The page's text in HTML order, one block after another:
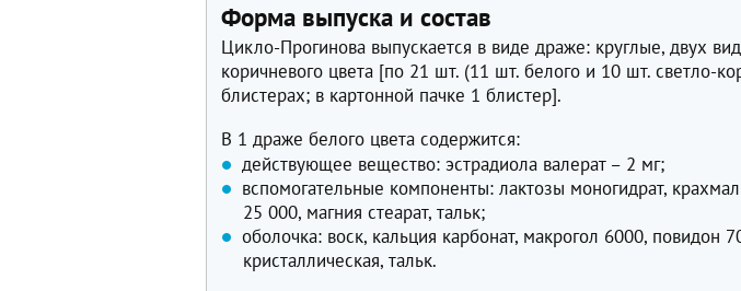
Форма выпуска и состав
Цикло-Прогинова выпускается в виде драже: круглые, двух
коричневого цвета [по 21 шт. (11 шт. белого и 10 шт. светло-
блистерах; в картонной пачке 1 блистер].
В 1 драже белого цвета содержится:
действующее вещество: эстрадиола валерат – 2 мг;
вспомогательные компоненты: лактозы моногидрат,
25 000, магния стеарат, тальк;
оболочка: воск, кальция карбонат, макрогол 6000, повидон
кристаллическая, тальк.